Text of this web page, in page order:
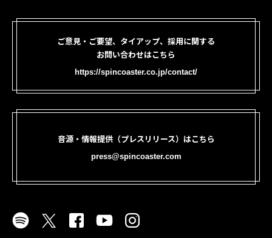
ご意見・ご要望、タイアップ、採用に関する
お問い合わせはこちら
https://spincoaster.co.jp/contact/
音源・情報提供（プレスリリース）はこちら
press@spincoaster.com